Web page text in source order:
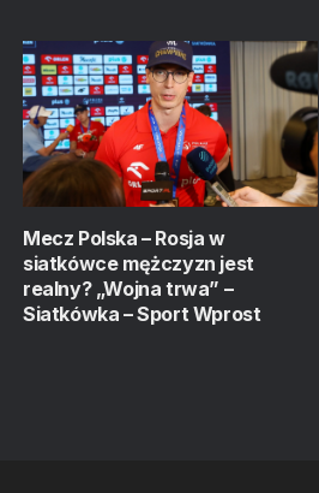
Mecz Polska – Rosja w
siatkówce mężczyzn jest
realny? „Wojna trwa” –
Siatkówka – Sport Wprost